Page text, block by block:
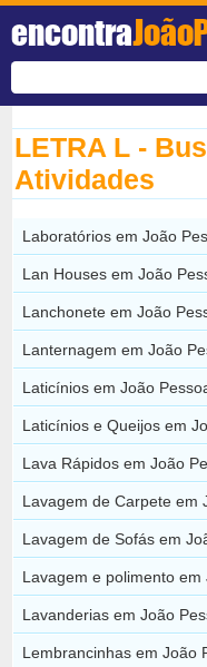
encontra
LETRA L -
Atividades
Laboratórios em João
Lan Houses em João
Lanchonete em João
Lanternagem em João
Laticínios em João
Laticínios e Queijos em
Lava Rápidos em João
Lavagem de Carpete em
Lavagem de Sofás em
Lavagem e polimento em
Lavanderias em João
Lembrancinhas em João